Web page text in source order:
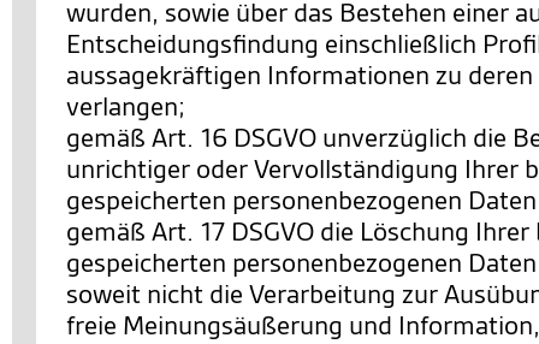
wurden, sowie über das Bestehen einer
Entscheidungsfindung einschließlich
aussagekräftigen Informationen zu
verlangen;
gemäß Art. 16 DSGVO unverzüglich die
unrichtiger oder Vervollständigung Ihrer
gespeicherten personenbezogenen
gemäß Art. 17 DSGVO die Löschung Ihrer
gespeicherten personenbezogenen
soweit nicht die Verarbeitung zur
freie Meinungsäußerung und